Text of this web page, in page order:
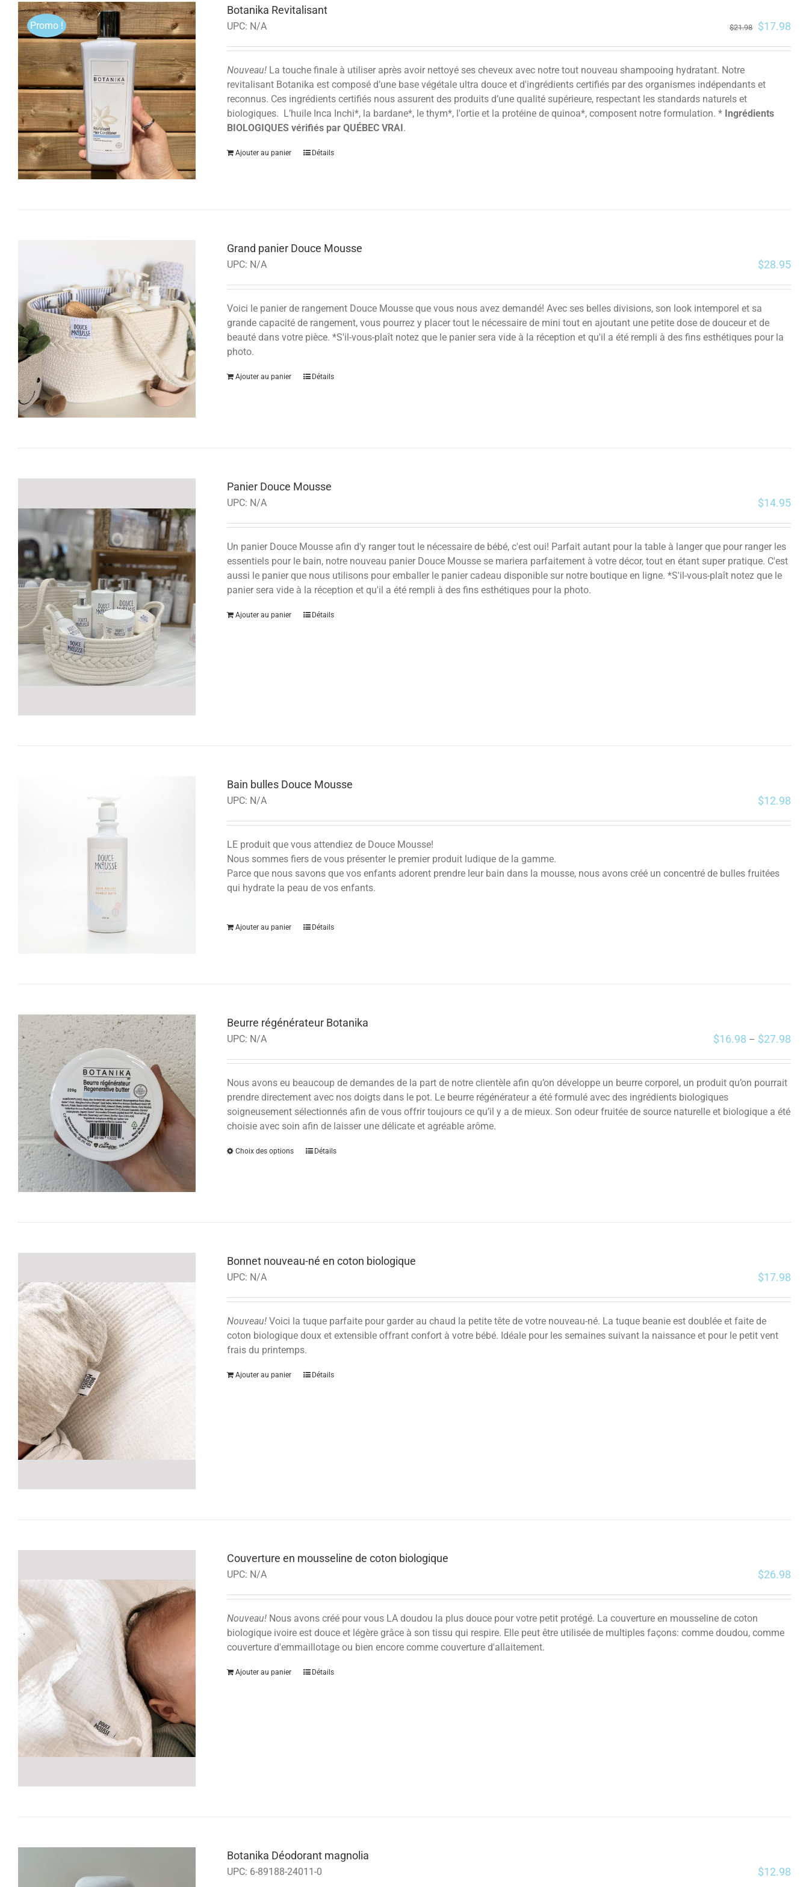
Promo !
Botanika Revitalisant
UPC: N/A $21.98 $17.98
Nouveau!La touche finale à utiliser après avoir nettoyé ses cheveux avec notre tout nouveau shampooing hydratant. Notre
revitalisant Botanika est composé d’une base végétale ultra douce et d'ingrédients certifiés par des organismes indépendants et
reconnus. Ces ingrédients certifiés nous assurent des produits d’une qualité supérieure, respectant les standards naturels et
biologiques. L’huile Inca Inchi*, la bardane*, le thym*, l'ortie et la protéine de quinoa*, composent notre formulation. *Ingrédients
BIOLOGIQUES vérifiés par QUÉBEC VRAI.
Ajouter au panier Détails
Grand panier Douce Mousse
UPC: N/A $28.95
Voici le panier de rangement Douce Mousse que vous nous avez demandé! Avec ses belles divisions, son look intemporel et sa
grande capacité de rangement, vous pourrez y placer tout le nécessaire de mini tout en ajoutant une petite dose de douceur et de
beauté dans votre pièce. *S'il-vous-plaît notez que le panier sera vide à la réception et qu'il a été rempli à des fins esthétiques pour la
photo.
Ajouter au panier Détails
Panier Douce Mousse
UPC: N/A $14.95
Un panier Douce Mousse afin d'y ranger tout le nécessaire de bébé, c'est oui! Parfait autant pour la table à langer que pour ranger les
essentiels pour le bain, notre nouveau panier Douce Mousse se mariera parfaitement à votre décor, tout en étant super pratique. C'est
aussi le panier que nous utilisons pour emballer le panier cadeau disponible sur notre boutique en ligne. *S'il-vous-plaît notez que le
panier sera vide à la réception et qu'il a été rempli à des fins esthétiques pour la photo.
Ajouter au panier Détails
Bain bulles Douce Mousse
UPC: N/A $12.98
LE produit que vous attendiez de Douce Mousse!
Nous sommes fiers de vous présenter le premier produit ludique de la gamme.
Parce que nous savons que vos enfants adorent prendre leur bain dans la mousse, nous avons créé un concentré de bulles fruitées
qui hydrate la peau de vos enfants.
Ajouter au panier Détails
Beurre régénérateur Botanika
UPC: N/A $16.98 – $27.98
Nous avons eu beaucoup de demandes de la part de notre clientèle afin qu’on développe un beurre corporel, un produit qu’on pourrait
prendre directement avec nos doigts dans le pot. Le beurre régénérateur a été formulé avec des ingrédients biologiques
soigneusement sélectionnés afin de vous offrir toujours ce qu’il y a de mieux. Son odeur fruitée de source naturelle et biologique a été
choisie avec soin afin de laisser une délicate et agréable arôme.
Choix des options Détails
Bonnet nouveau-né en coton biologique
UPC: N/A $17.98
Nouveau!Voici la tuque parfaite pour garder au chaud la petite tête de votre nouveau-né. La tuque beanie est doublée et faite de
coton biologique doux et extensible offrant confort à votre bébé. Idéale pour les semaines suivant la naissance et pour le petit vent
frais du printemps.
Ajouter au panier Détails
Couverture en mousseline de coton biologique
UPC: N/A $26.98
Nouveau!Nous avons créé pour vous LA doudou la plus douce pour votre petit protégé. La couverture en mousseline de coton
biologique ivoire est douce et légère grâce à son tissu qui respire. Elle peut être utilisée de multiples façons: comme doudou, comme
couverture d'emmaillotage ou bien encore comme couverture d'allaitement.
Ajouter au panier Détails
Botanika Déodorant magnolia
UPC: 6-89188-24011-0 $12.98